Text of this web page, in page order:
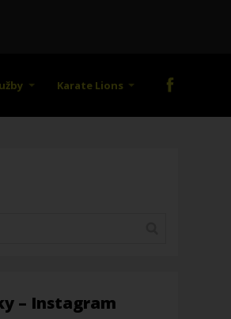
Karate Lions
– Instagram